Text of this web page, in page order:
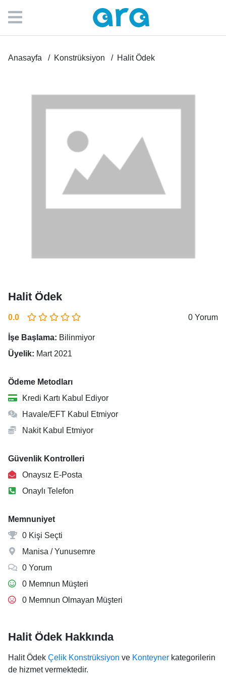
Anasayfa Konstrüksiyon Halit Ödek
Halit Ödek
0.0 0 Yorum
İşe Başlama: Bilinmiyor
Üyelik: Mart 2021
Ödeme Metodları
Kredi Kartı Kabul Ediyor
Havale/EFT Kabul Etmiyor
Nakit Kabul Etmiyor
Güvenlik Kontrolleri
Onaysız E-Posta
Onaylı Telefon
Memnuniyet
0 Kişi Seçti
Manisa / Yunusemre
0 Yorum
0 Memnun Müşteri
0 Memnun Olmayan Müşteri
Halit Ödek Hakkında
Halit Ödek Çelik Konstrüksiyon ve Konteyner kategorilerin
de hizmet vermektedir.